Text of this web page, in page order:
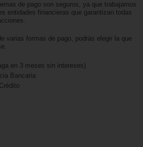
de pago son seguros, ya que trabajamos
entidades financieras que garantizan todas
varias formas de pago, podrás elegir la que
en 3 meses sin intereses)
Bancaria